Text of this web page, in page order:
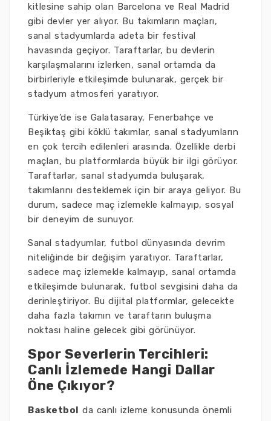
kitlesine sahip olan Barcelona ve Real Madrid
gibi devler yer alıyor. Bu takımların maçları,
sanal stadyumlarda adeta bir festival
havasında geçiyor. Taraftarlar, bu devlerin
karşılaşmalarını izlerken, sanal ortamda da
birbirleriyle etkileşimde bulunarak, gerçek bir
stadyum atmosferi yaratıyor.
Türkiye’de ise Galatasaray, Fenerbahçe ve
Beşiktaş gibi köklü takımlar, sanal stadyumların
en çok tercih edilenleri arasında. Özellikle derbi
maçları, bu platformlarda büyük bir ilgi görüyor.
Taraftarlar, sanal stadyumda buluşarak,
takımlarını desteklemek için bir araya geliyor. Bu
durum, sadece maç izlemekle kalmayıp, sosyal
bir deneyim de sunuyor.
Sanal stadyumlar, futbol dünyasında devrim
niteliğinde bir değişim yaratıyor. Taraftarlar,
sadece maç izlemekle kalmayıp, sanal ortamda
etkileşimde bulunarak, futbol sevgisini daha da
derinleştiriyor. Bu dijital platformlar, gelecekte
daha fazla takımın ve taraftarın buluşma
noktası haline gelecek gibi görünüyor.
Spor Severlerin Tercihleri:
Canlı İzlemede Hangi Dallar
Öne Çıkıyor?
Basketbol da canlı izleme konusunda önemli